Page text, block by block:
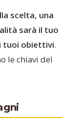
scelta, una
sarà il tuo
tuoi obiettivi.
le chiavi del